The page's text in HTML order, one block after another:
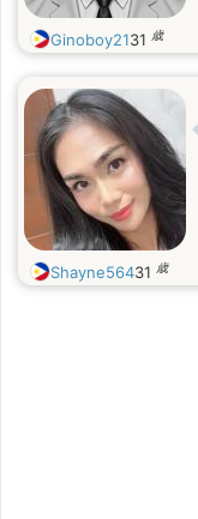
Ginoboy2131 歳
Shayne56431 歳